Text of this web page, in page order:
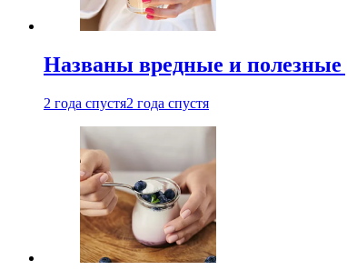
Названы вредные и полезные
2 года спустя2 года спустя